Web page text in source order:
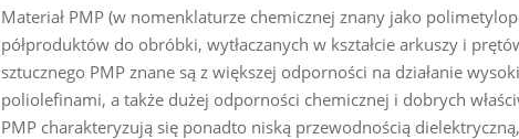
Materiał PMP (w nomenklaturze chemicznej znany jako
półproduktów do obróbki, wytłaczanych w kształcie arkuszy i
sztucznego PMP znane są z większej odporności na działanie
poliolefinami, a także dużej odporności chemicznej i dobrych
PMP charakteryzują się ponadto niską przewodnością